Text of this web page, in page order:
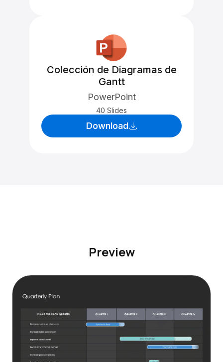
Colección de Diagramas de
Gantt
PowerPoint
40 Slides
Download
Preview